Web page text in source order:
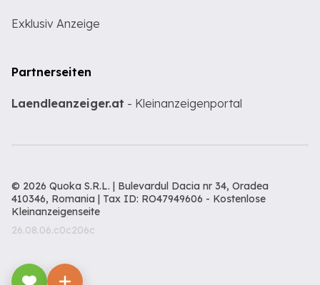
Exklusiv Anzeige
Partnerseiten
Laendleanzeiger.at - Kleinanzeigenportal
© 2026 Quoka S.R.L. | Bulevardul Dacia nr 34, Oradea
410346, Romania | Tax ID: RO47949606 - Kostenlose
Kleinanzeigenseite
26.08.06.c0c206c